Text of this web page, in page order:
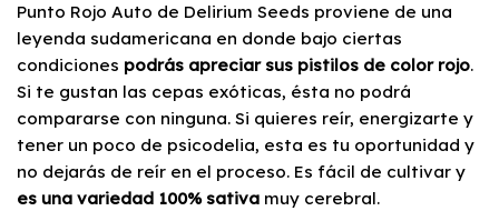
Punto Rojo Auto de Delirium Seeds proviene de una
leyenda sudamericana en donde bajo ciertas
condiciones podrás apreciar sus pistilos de color rojo.
Si te gustan las cepas exóticas, ésta no podrá
compararse con ninguna. Si quieres reír, energizarte y
tener un poco de psicodelia, esta es tu oportunidad y
no dejarás de reír en el proceso. Es fácil de cultivar y
es una variedad 100% sativa muy cerebral.